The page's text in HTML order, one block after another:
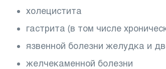
холецистита
гастрита (в том числе
язвенной болезни желудка и
желчекаменной болезни